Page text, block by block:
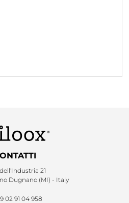
21
Dugnano (MI) - Italy
02 91 04 958